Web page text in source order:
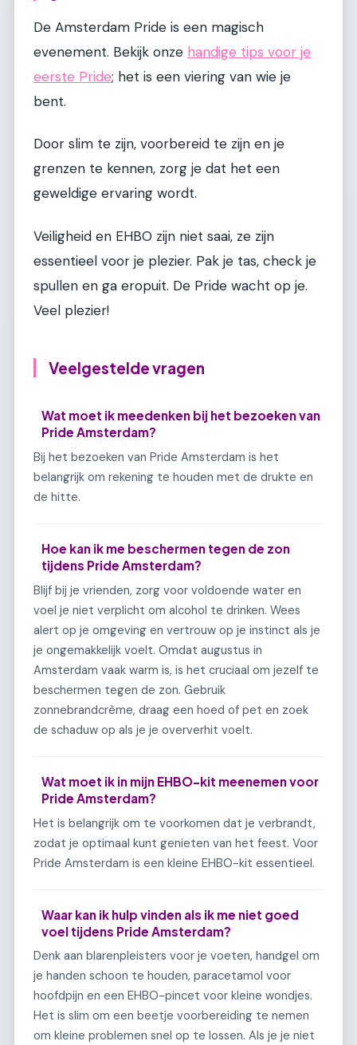
De Amsterdam Pride is een magisch
evenement. Bekijk onze handige tips voor je
eerste Pride; het is een viering van wie je
bent.
Door slim te zijn, voorbereid te zijn en je
grenzen te kennen, zorg je dat het een
geweldige ervaring wordt.
Veiligheid en EHBO zijn niet saai, ze zijn
essentieel voor je plezier. Pak je tas, check je
spullen en ga eropuit. De Pride wacht op je.
Veel plezier!
Veelgestelde vragen
Wat moet ik meedenken bij het bezoeken van
Pride Amsterdam?
Bij het bezoeken van Pride Amsterdam is het
belangrijk om rekening te houden met de drukte en
de hitte.
Hoe kan ik me beschermen tegen de zon
tijdens Pride Amsterdam?
Blijf bij je vrienden, zorg voor voldoende water en
voel je niet verplicht om alcohol te drinken. Wees
alert op je omgeving en vertrouw op je instinct als je
je ongemakkelijk voelt. Omdat augustus in
Amsterdam vaak warm is, is het cruciaal om jezelf te
beschermen tegen de zon. Gebruik
zonnebrandcrème, draag een hoed of pet en zoek
de schaduw op als je je oververhit voelt.
Wat moet ik in mijn EHBO-kit meenemen voor
Pride Amsterdam?
Het is belangrijk om te voorkomen dat je verbrandt,
zodat je optimaal kunt genieten van het feest. Voor
Pride Amsterdam is een kleine EHBO-kit essentieel.
Waar kan ik hulp vinden als ik me niet goed
voel tijdens Pride Amsterdam?
Denk aan blarenpleisters voor je voeten, handgel om
je handen schoon te houden, paracetamol voor
hoofdpijn en een EHBO-pincet voor kleine wondjes.
Het is slim om een beetje voorbereiding te nemen
om kleine problemen snel op te lossen. Als je je niet